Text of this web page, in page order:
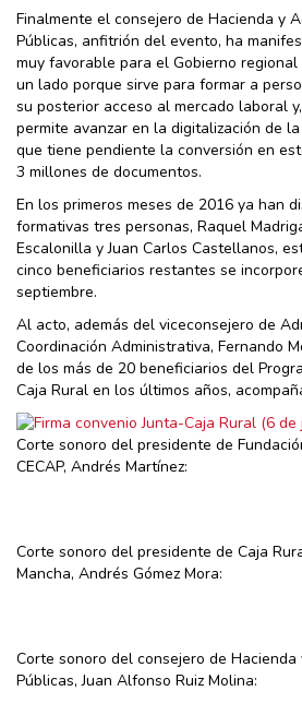
Finalmente el consejero de Hacienda y
Públicas, anfitrión del evento, ha
muy favorable para el Gobierno
un lado porque sirve para formar a
su posterior acceso al mercado laboral
permite avanzar en la digitalización de
que tiene pendiente la conversión en
3 millones de documentos.
En los primeros meses de 2016 ya han
formativas tres personas, Raquel
Escalonilla y Juan Carlos Castellanos,
cinco beneficiarios restantes se
septiembre.
Al acto, además del viceconsejero de
Coordinación Administrativa, Fernando
de los más de 20 beneficiarios del
Caja Rural en los últimos años,
Corte sonoro del presidente de
CECAP, Andrés Martínez:
Corte sonoro del presidente de Caja
Mancha, Andrés Gómez Mora:
Corte sonoro del consejero de Hacienda
Públicas, Juan Alfonso Ruiz Molina: